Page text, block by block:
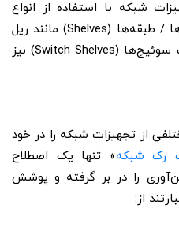
شبکه با استفاده از انواع
خاصی از ریل‌ها (Rails) و سینی‌ها / طبقه‌ها (Shelves) مانند ریل
سوئیچ‌ها (Switch Rails) و شلف سوئیچ‌ها (Switch Shelves) نیز
از تجهیزات شبکه را در خود
رک شبکه» تنها یک اصطلاح
را در بر گرفته و پوشش
از: